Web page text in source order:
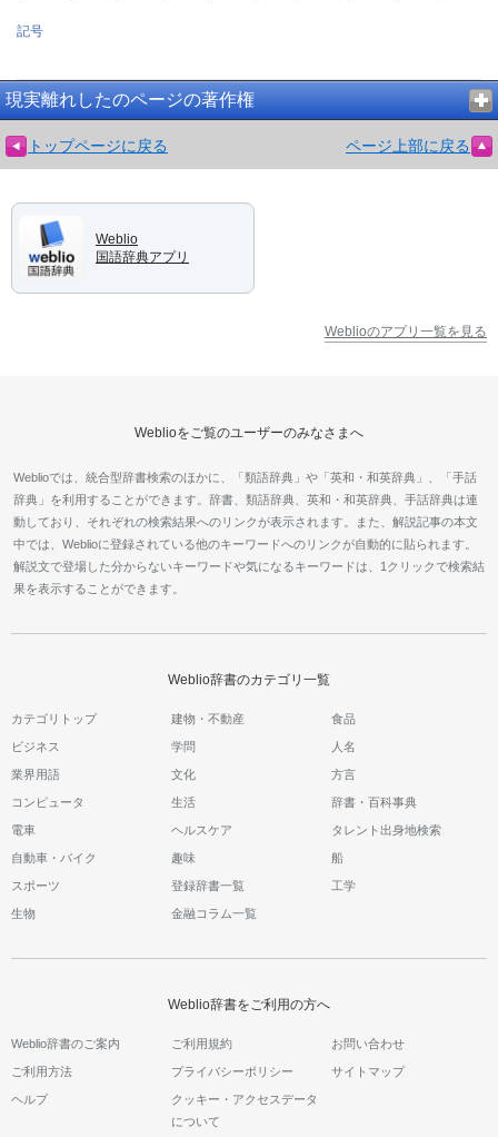
記号
現実離れしたのページの著作権
トップページに戻る ページ上部に戻る
Weblio
国語辞典アプリ
Weblioのアプリ一覧を見る
Weblioをご覧のユーザーのみなさまへ
Weblioでは、統合型辞書検索のほかに、「類語辞典」や「英和・和英辞典」、「手話
辞典」を利用することができます。辞書、類語辞典、英和・和英辞典、手話辞典は連
動しており、それぞれの検索結果へのリンクが表示されます。また、解説記事の本文
中では、Weblioに登録されている他のキーワードへのリンクが自動的に貼られます。
解説文で登場した分からないキーワードや気になるキーワードは、1クリックで検索結
果を表示することができます。
Weblio辞書のカテゴリ一覧
カテゴリトップ 建物・不動産 食品
ビジネス 学問 人名
業界用語 文化 方言
コンピュータ 生活 辞書・百科事典
電車 ヘルスケア タレント出身地検索
自動車・バイク 趣味 船
スポーツ 登録辞書一覧 工学
生物 金融コラム一覧
Weblio辞書をご利用の方へ
Weblio辞書のご案内 ご利用規約 お問い合わせ
ご利用方法 プライバシーポリシー サイトマップ
ヘルプ
クッキー・アクセスデータ
について